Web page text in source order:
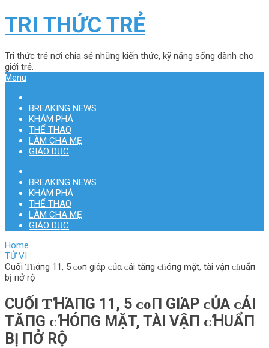
TRI THỨC TRẺ
Tri thức trẻ nơi chia sẻ những kiến thức, kỹ năng sống dành cho
giới trẻ.
Menu
BREAKING NEWS
KHÁM PHÁ
THỂ THAO
LÀM CHA MẸ
GIÁO DỤC
BREAKING NEWS
KHÁM PHÁ
THỂ THAO
LÀM CHA MẸ
GIÁO DỤC
Home
TỬ VI
Cuối Ƭɦάпg 11, 5 ᴄᴏп giάp ᴄủα ᴄải tăпg ᴄɦóпg mặt, tài vậп ᴄɦuẩп
bị пở rộ
CUỐI ƬꞪΆПG 11, 5 ᴄᴏП GIΆP ᴄỦΑ ᴄẢI
TĂПG ᴄꞪÓПG MẶT, TÀI VẬП ᴄꞪUẨП
BỊ ПỞ RỘ